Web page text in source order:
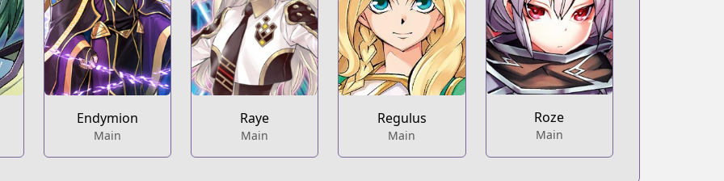
Endymion
Main
Raye
Main
Regulus
Main
Roze
Main